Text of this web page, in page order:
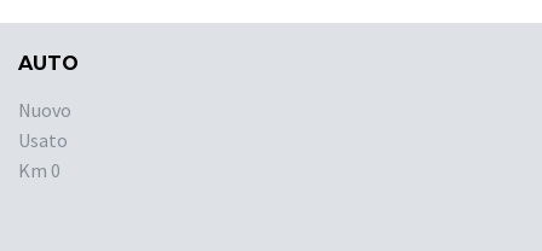
AUTO
Nuovo
Usato
Km 0